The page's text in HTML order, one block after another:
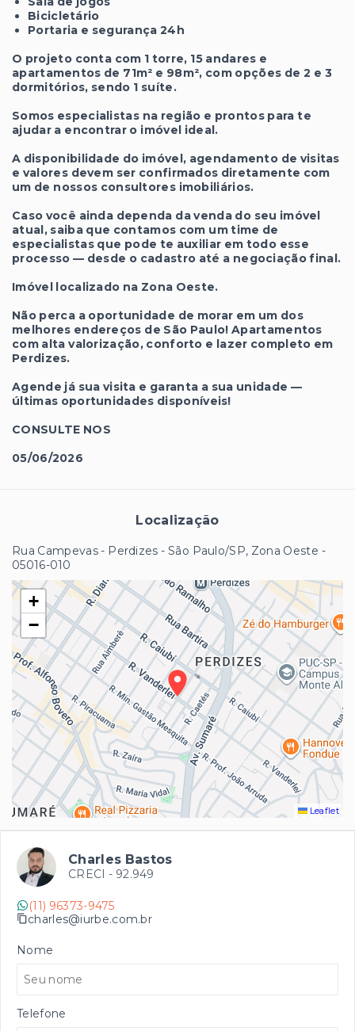
Bicicletário
Portaria e segurança 24h
O projeto conta com 1 torre, 15 andares e
apartamentos de 71m² e 98m², com opções de 2 e 3
dormitórios, sendo 1 suíte.
Somos especialistas na região e prontos para te
ajudar a encontrar o imóvel ideal.
A disponibilidade do imóvel, agendamento de visitas
e valores devem ser confirmados diretamente com
um de nossos consultores imobiliários.
Caso você ainda dependa da venda do seu imóvel
atual, saiba que contamos com um time de
especialistas que pode te auxiliar em todo esse
processo — desde o cadastro até a negociação final.
Imóvel localizado na Zona Oeste.
Não perca a oportunidade de morar em um dos
melhores endereços de São Paulo! Apartamentos
com alta valorização, conforto e lazer completo em
Perdizes.
Agende já sua visita e garanta a sua unidade —
últimas oportunidades disponíveis!
CONSULTE NOS
05/06/2026
Localização
Rua Campevas - Perdizes - São Paulo/SP, Zona Oeste -
05016-010
+
−
Leaflet
Charles Bastos
CRECI - 92.949
(11) 96373-9475
charles@iurbe.com.br
Nome
Telefone